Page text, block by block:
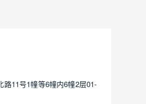
路11号1幢等6幢内6幢2层01-